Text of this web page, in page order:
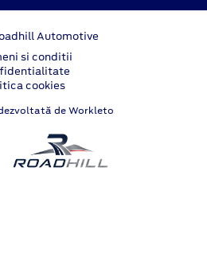
Automotive
si conditii
cookies
de Workleto